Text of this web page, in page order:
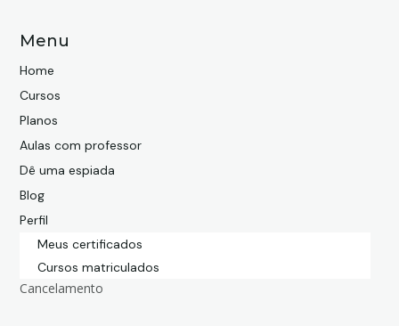
Menu
Home
Cursos
Planos
Aulas com professor
Dê uma espiada
Blog
Perfil
Meus certificados
Cursos matriculados
Cancelamento